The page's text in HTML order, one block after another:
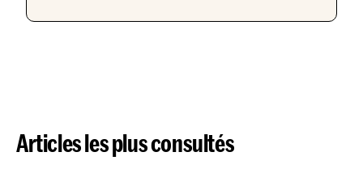
Articles les plus consultés